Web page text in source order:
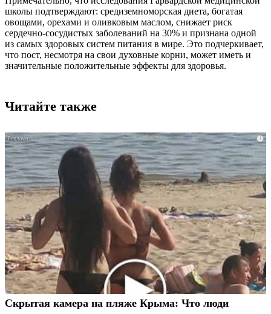
школы подтверждают: средиземноморская диета, богатая
овощами, орехами и оливковым маслом, снижает риск
сердечно-сосудистых заболеваний на 30% и признана одной
из самых здоровых систем питания в мире. Это подчеркивает,
что пост, несмотря на свои духовные корни, может иметь и
значительные положительные эффекты для здоровья.
Читайте также
i
Скрытая камера на пляже Крыма: Что люди